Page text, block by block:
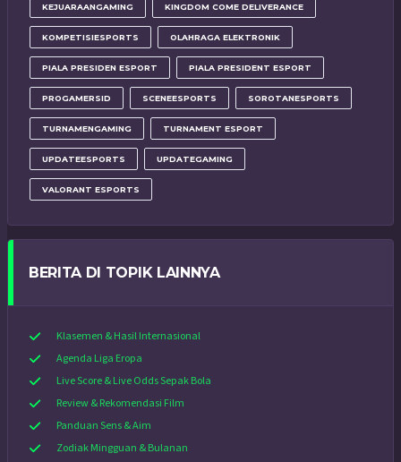
KEJUARAANGAMING KINGDOM COME DELIVERANCE
KOMPETISIESPORTS OLAHRAGA ELEKTRONIK
PIALA PRESIDEN ESPORT PIALA PRESIDENT ESPORT
PROGAMERSID SCENEESPORTS SOROTANESPORTS
TURNAMENGAMING TURNAMENT ESPORT
UPDATEESPORTS UPDATEGAMING
VALORANT ESPORTS
BERITA DI TOPIK LAINNYA
Klasemen & Hasil Internasional
Agenda Liga Eropa
Live Score & Live Odds Sepak Bola
Review & Rekomendasi Film
Panduan Sens & Aim
Zodiak Mingguan & Bulanan